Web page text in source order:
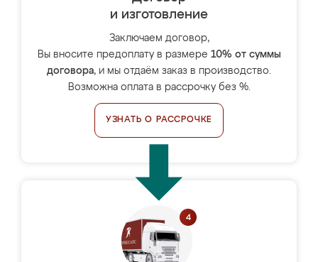
и изготовление
Заключаем договор,
Вы вносите предоплату в размере 10% от суммы
договора, и мы отдаём заказ в производство.
Возможна оплата в рассрочку без %.
УЗНАТЬ О РАССРОЧКЕ